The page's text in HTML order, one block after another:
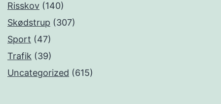
Risskov (140)
Skødstrup (307)
Sport (47)
Trafik (39)
Uncategorized (615)